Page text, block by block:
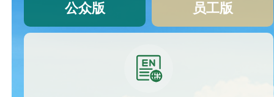
公众版 员工版